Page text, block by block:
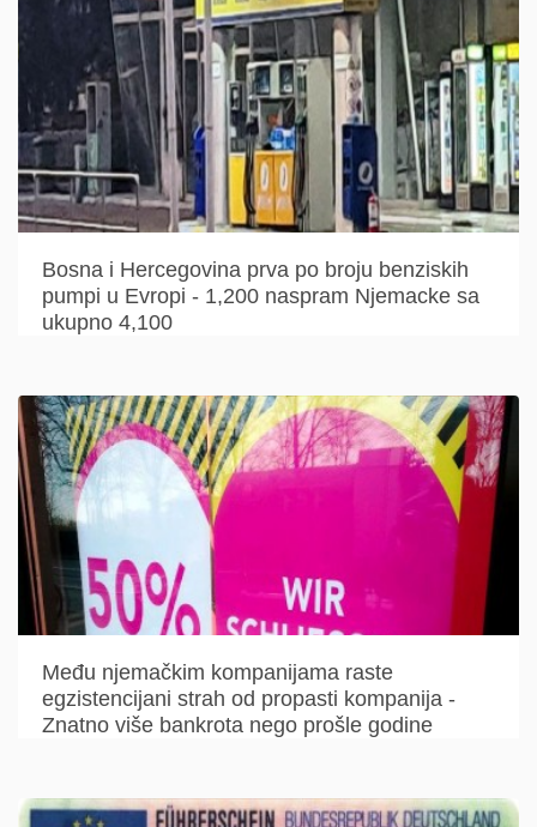
Bosna i Hercegovina prva po broju benziskih
pumpi u Evropi - 1,200 naspram Njemacke sa
ukupno 4,100
Među njemačkim kompanijama raste
egzistencijani strah od propasti kompanija -
Znatno više bankrota nego prošle godine